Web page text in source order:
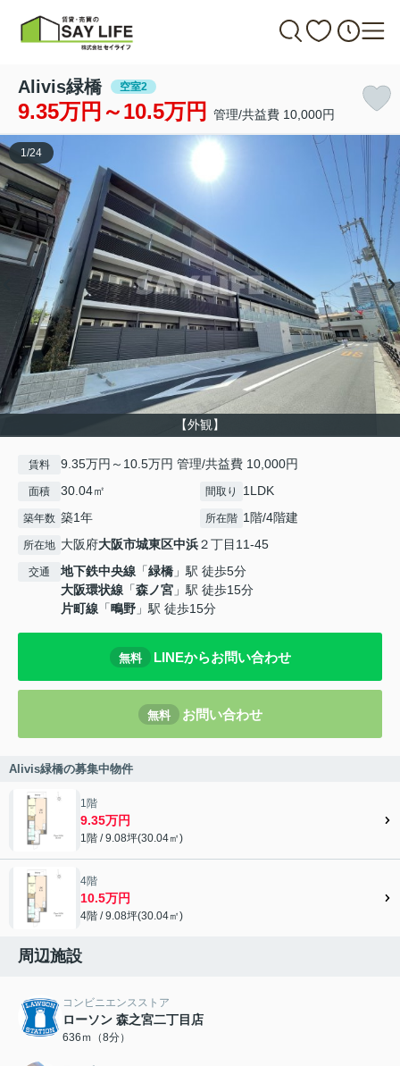
Alivis緑橋 空室2
9.35万円～10.5万円 管理/共益費 10,000円
【外観】
1 /24
賃料 9.35万円～10.5万円 管理/共益費 10,000円
面積 30.04㎡ 間取り 1LDK
築年数 築1年 所在階 1階/4階建
所在地 大阪府大阪市城東区中浜２丁目11-45
交通 地下鉄中央線 「緑橋 」駅 徒歩5分
大阪環状線 「森ノ宮 」駅 徒歩15分
片町線 「鴫野 」駅 徒歩15分
無料 LINEからお問い合わせ
無料 お問い合わせ
Alivis緑橋の募集中物件
1階
9.35万円
1階 / 9.08坪(30.04㎡)
4階
10.5万円
4階 / 9.08坪(30.04㎡)
周辺施設
コンビニエンスストア
ローソン 森之宮二丁目店
636ｍ（8分）